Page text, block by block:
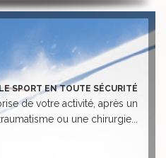
SPORT EN TOUTE SÉCURITÉ
de votre activité, après un
ou une chirurgie...